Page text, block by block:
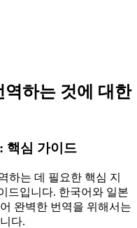
하는 것에 대한
핵심 가이드
하는 데 필요한 핵심 지
드입니다. 한국어와 일본
완벽한 번역을 위해서는
다.